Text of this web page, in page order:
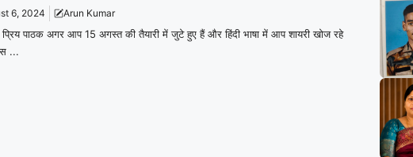
6, 2024 Arun Kumar
प्रिय पाठक अगर आप 15 अगस्त की तैयारी में जुटे हुए हैं और हिंदी भाषा में आप शायरी खोज रहे
...